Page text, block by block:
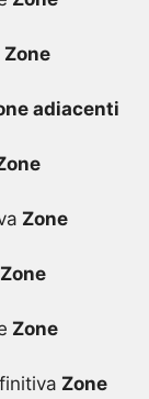
Zone
adiacenti
Zone
Zone
Zone
Zone